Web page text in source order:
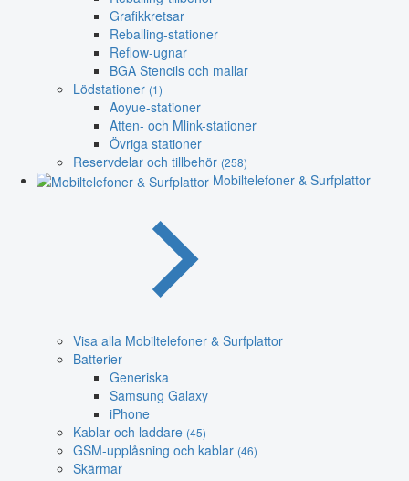
Grafikkretsar
Reballing-stationer
Reflow-ugnar
BGA Stencils och mallar
Lödstationer (1)
Aoyue-stationer
Atten- och Mlink-stationer
Övriga stationer
Reservdelar och tillbehör (258)
Mobiltelefoner & Surfplattor
Visa alla Mobiltelefoner & Surfplattor
Batterier
Generiska
Samsung Galaxy
iPhone
Kablar och laddare (45)
GSM-upplåsning och kablar (46)
Skärmar